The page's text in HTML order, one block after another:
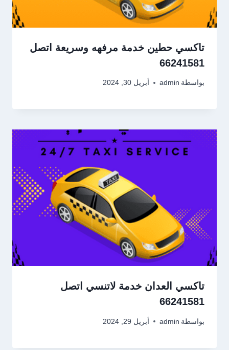
تاكسي حطين خدمة مرفهه وسريعة اتصل
66241581
بواسطة admin أبريل 30, 2024
تاكسي العدان خدمة لاتنسي اتصل
66241581
بواسطة admin أبريل 29, 2024